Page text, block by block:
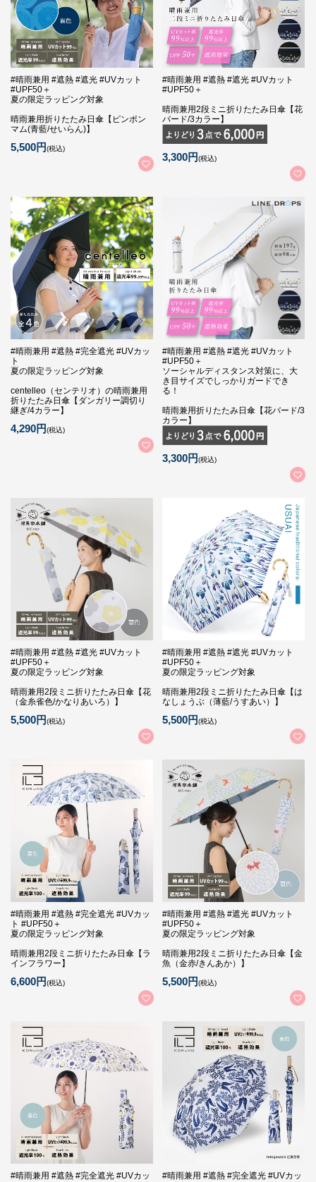
#晴雨兼用 #遮熱 #遮光 #UVカット
#UPF50＋
夏の限定ラッピング対象
晴雨兼用折りたたみ日傘【ピンポン
マム(青藍/せいらん)】
5,500円(税込)
#晴雨兼用 #遮熱 #遮光 #UVカット
#UPF50＋
晴雨兼用2段ミニ折りたたみ日傘【花
バード/3カラー】
3,300円(税込)
#晴雨兼用 #遮熱 #完全遮光 #UVカッ
ト
夏の限定ラッピング対象
centelleo（センテリオ）の晴雨兼用
折りたたみ日傘【ダンガリー調切り
継ぎ/4カラー】
4,290円(税込)
#晴雨兼用 #遮熱 #遮光 #UVカット
#UPF50＋
ソーシャルディスタンス対策に、大
き目サイズでしっかりガードでき
る！
晴雨兼用折りたたみ日傘【花バード/3
カラー】
3,300円(税込)
#晴雨兼用 #遮熱 #遮光 #UVカット
#UPF50＋
夏の限定ラッピング対象
晴雨兼用2段ミニ折りたたみ日傘【花
（金糸雀色/かなりあいろ）】
5,500円(税込)
#晴雨兼用 #遮熱 #遮光 #UVカット
#UPF50＋
夏の限定ラッピング対象
晴雨兼用2段ミニ折りたたみ日傘【は
なしょうぶ（薄藍/うすあい）】
5,500円(税込)
#晴雨兼用 #遮熱 #完全遮光 #UVカッ
ト #UPF50＋
夏の限定ラッピング対象
晴雨兼用2段ミニ折りたたみ日傘【ラ
インフラワー】
6,600円(税込)
#晴雨兼用 #遮熱 #遮光 #UVカット
#UPF50＋
夏の限定ラッピング対象
晴雨兼用2段ミニ折りたたみ日傘【金
魚（金赤/きんあか）】
5,500円(税込)
#晴雨兼用 #遮熱 #完全遮光 #UVカッ
#晴雨兼用 #遮熱 #完全遮光 #UVカッ